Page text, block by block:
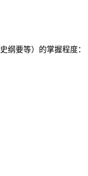
纲要等）的掌握程度：